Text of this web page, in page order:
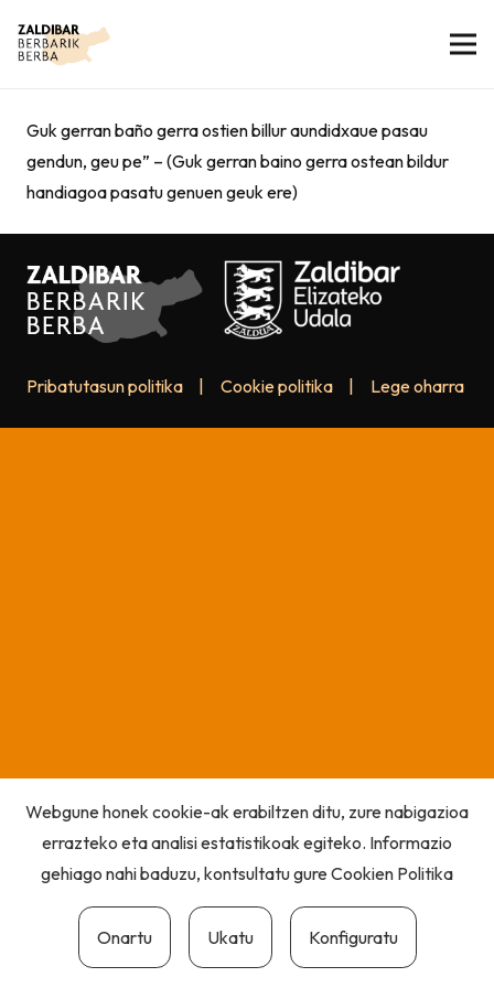
Guk gerran baño gerra ostien billur aundidxaue pasau
gendun, geu pe” – (Guk gerran baino gerra ostean bildur
handiagoa pasatu genuen geuk ere)
Pribatutasun politika Cookie politika Lege oharra
Webgune honek cookie-ak erabiltzen ditu, zure nabigazioa
errazteko eta analisi estatistikoak egiteko. Informazio
gehiago nahi baduzu, kontsultatu gureCookien Politika
Onartu Ukatu Konfiguratu